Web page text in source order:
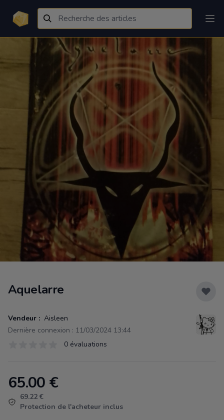
Aquelarre
Vendeur : Aisleen
Dernière connexion : 11/03/2024 13:44
0 évaluations
Product information
65.00 €
69.22 €
Protection de l'acheteur inclus